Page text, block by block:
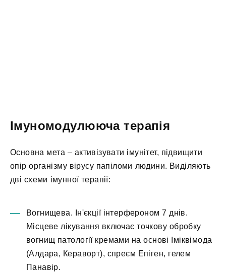
Імуномодулююча терапія
Основна мета – активізувати імунітет, підвищити
опір організму вірусу папіломи людини. Виділяють
дві схеми імунної терапії:
Вогнищева. Ін'єкції інтерфероном 7 днів.
Місцеве лікування включає точкову обробку
вогнищ патології кремами на основі Іміквімода
(Алдара, Кераворт), спреєм Епіген, гелем
Панавір.